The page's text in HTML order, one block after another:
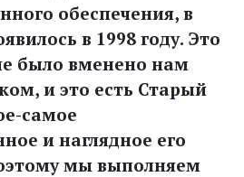
обеспечения, в
в 1998 году. Это
было вменено нам
и это есть Старый
самое
и наглядное его
мы выполняем